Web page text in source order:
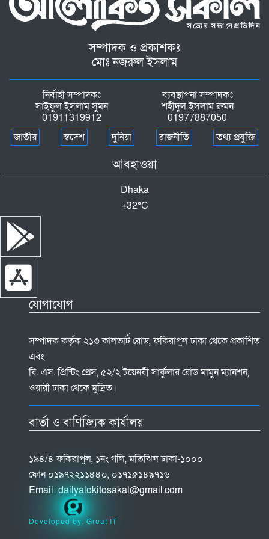
সম্পাদক ও প্রকাশকঃ
মোঃ নজরুল ইসলাম
নির্বাহী সম্পাদকঃ
সাইফুল ইসলাম সুমন
01911319912
ব্যবস্থাপনা সম্পাদকঃ
শহীদুল ইসলাম রুমন
01977887050
জাতীয়
স্বদেশ দুনিয়া রাজনীতি তথ্য প্রযুক্তি
আবহাওয়া
Dhaka
+32°C
যোগাযোগ
সম্পাদক কর্তৃক ২১৩ কালভার্ট রোড, ফকিরাপুল ঢাকা থেকে প্রকাশিত
এবং
বি. এস. প্রিন্টিং প্রেস, ৫২/২ টয়েনবী সার্কুলার রোড মামুন ম্যানশন,
ওয়ারী ঢাকা থেকে মুদ্রিত।
বার্তা ও বাণিজ্যিক কার্যালয়
১৯৪/৪ ফকিরাপুল, ১নং গলি, মতিঝিল ঢাকা-১০০০
ফোন ০১৯৭২২১১৪৪০, ০১৭১৫১৪৯৭১৬
Email:dailyalokitosakal@gmail.com
Developed by: Great IT